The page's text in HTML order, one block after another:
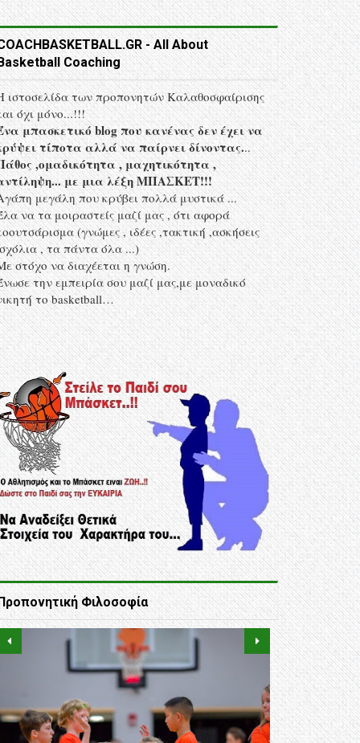
- All About
Coaching
ιστοσελίδα των προπονητών Kαλαθοσφαίρισης
όχι μόνο...!!!
μπασκετικό blog που κανένας δεν έχει να
τίποτα αλλά να παίρνει δίνοντας...
,ομαδικότητα , μαχητικότητα ,
με μια λέξη MΠΑΣΚΕΤ!!!
μεγάλη που κρύβει πολλά μυστικά ...
να τα μοιραστείς μαζί μας , ότι αφορά
(γνώμες , ιδέες ,τακτική ,ασκήσεις
, τα πάντα όλα ...)
στόχο να διαχέεται η γνώση.
την εμπειρία σου μαζί μας,με μοναδικό
το basketball…
Φιλοσοφία